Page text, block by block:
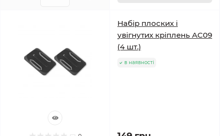
Набір плоских і
увігнутих кріплень AC09
(4 шт.)
в наявності